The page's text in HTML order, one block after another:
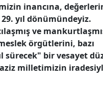
inancına,
yıl dönümündeyiz.
ve
örgütlerini, bazı
sürecek" bir vesayet
milletimizin